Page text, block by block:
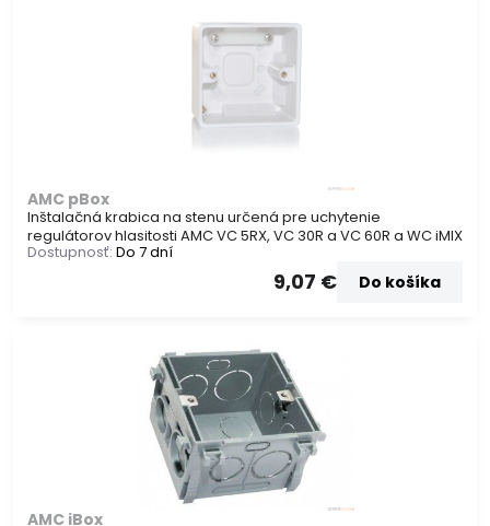
AMC pBox
Inštalačná krabica na stenu určená pre uchytenie
regulátorov hlasitosti AMC VC 5RX, VC 30R a VC 60R a WC iMIX
Dostupnosť: Do 7 dní
9,07 € Do košíka
AMC iBox